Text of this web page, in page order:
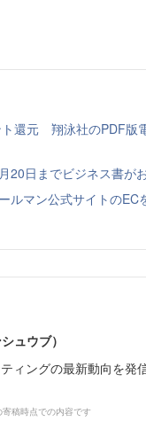
還元 翔泳社のPDF版
日までビジネス書が
ルマン公式サイトのEC
ュウブ）
ィングの最新動向を発
稿時点での内容です